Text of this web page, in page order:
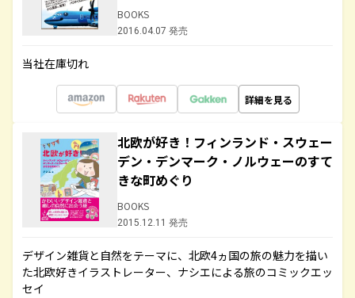
BOOKS
2016.04.07 発売
当社在庫切れ
詳細を見る
北欧が好き！フィンランド・スウェー
デン・デンマーク・ノルウェーのすて
きな町めぐり
BOOKS
2015.12.11 発売
デザイン雑貨と自然をテーマに、北欧4ヵ国の旅の魅力を描い
た北欧好きイラストレーター、ナシエによる旅のコミックエッ
セイ